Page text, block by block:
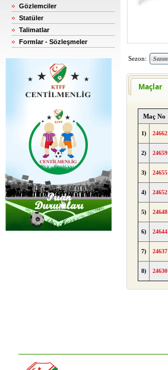
Gözlemciler
Statüler
Talimatlar
Formlar - Sözleşmeler
Sezon:
Maçlar
Maç No
1) 24662
2) 24659
3) 24655
4) 24652
5) 24648
6) 24644
7) 24637
8) 24630